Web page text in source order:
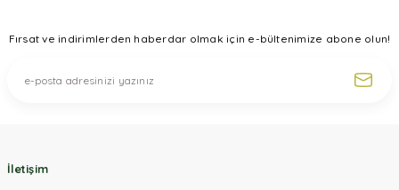
Bu ürüne benzer farklı alternatifler olmalı.
Fırsat ve indirimlerden haberdar olmak için e-bültenimize abone olun!
İletişim